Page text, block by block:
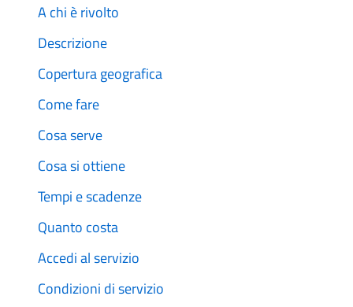
A chi è rivolto
Descrizione
Copertura geografica
Come fare
Cosa serve
Cosa si ottiene
Tempi e scadenze
Quanto costa
Accedi al servizio
Condizioni di servizio